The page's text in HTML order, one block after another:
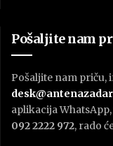
Pošaljite nam
Pošaljite nam
aplikacija
092 2222 972, rado